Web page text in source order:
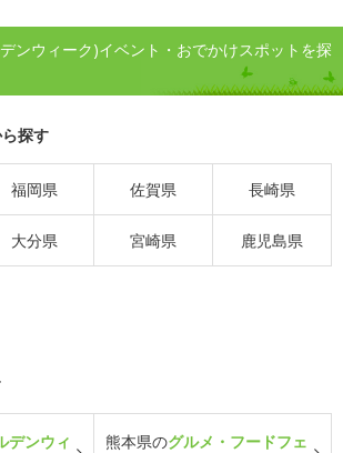
ンウィーク)イベント・おでかけスポットを探
探す
福岡県 佐賀県 長崎県
大分県 宮崎県 鹿児島県
デンウィ
熊本県のグルメ・フードフェ